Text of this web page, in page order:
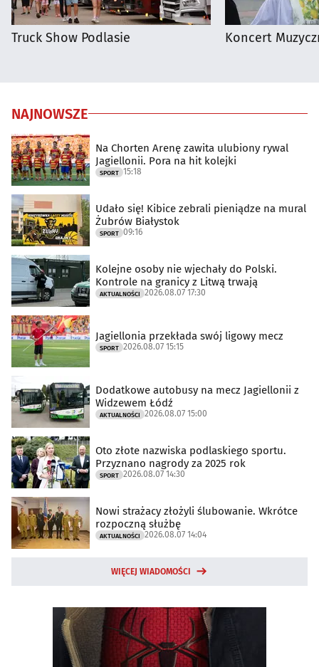
Truck Show Podlasie Koncert
NAJNOWSZE
Na Chorten Arenę zawita ulubiony rywal
Jagiellonii. Pora na hit kolejki
SPORT 15:18
Udało się! Kibice zebrali pieniądze na mural
Żubrów Białystok
SPORT 09:16
Kolejne osoby nie wjechały do Polski.
Kontrole na granicy z Litwą trwają
AKTUALNOŚCI 2026.08.07 17:30
Jagiellonia przekłada swój ligowy mecz
SPORT 2026.08.07 15:15
Dodatkowe autobusy na mecz Jagiellonii z
Widzewem Łódź
AKTUALNOŚCI 2026.08.07 15:00
Oto złote nazwiska podlaskiego sportu.
Przyznano nagrody za 2025 rok
SPORT 2026.08.07 14:30
Nowi strażacy złożyli ślubowanie. Wkrótce
rozpoczną służbę
AKTUALNOŚCI 2026.08.07 14:04
WIĘCEJ WIADOMOŚCI